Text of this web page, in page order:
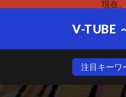
現在
V-TUBE
注目キーワ